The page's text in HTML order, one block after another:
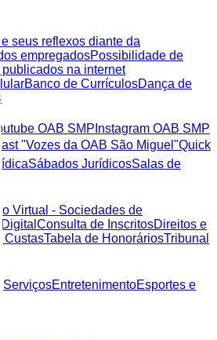
seus reflexos diante da
empregadosPossibilidade de
na internet
Banco de CurrículosDança de
OAB SMP Instagram OAB SMP
"Vozes da OAB São Miguel"Quick
Sábados JurídicosSalas de
Virtual - Sociedades de
Consulta de InscritosDireitos e
CustasTabela de HonoráriosTribunal
ServiçosEntretenimentoEsportes e